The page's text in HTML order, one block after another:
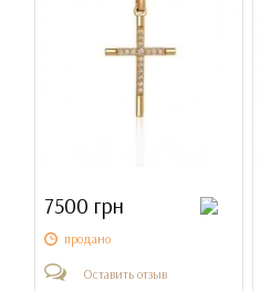
7500 грн
продано
Оставить отзыв